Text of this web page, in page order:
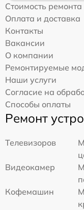
Стоимость ремонта
Оплата и доставка
Контакты
Вакансии
О компании
Ремонтируемые
Наши услуги
Согласие на
Способы оплаты
Ремонт
Телевизоров
Видеокамер
Кофемашин